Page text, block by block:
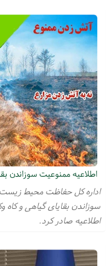
اطلاعیه ممنوعیت سوزاندن
اداره کل حفاظت محیط زیست
سوزاندن بقایای گیاهی و کاه
اطلاعیه صادر کرد.